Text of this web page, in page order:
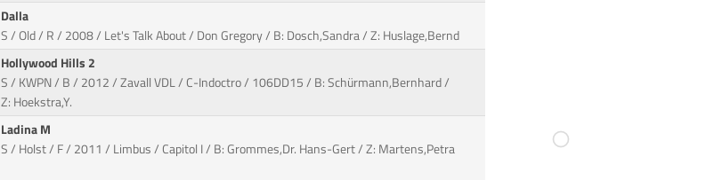
Dalla
S / Old / R / 2008 / Let's Talk About / Don Gregory / B: Dosch,Sandra / Z: Huslage,Bernd
Hollywood Hills 2
S / KWPN / B / 2012 / Zavall VDL / C-Indoctro / 106DD15 / B: Schürmann,Bernhard /
Z: Hoekstra,Y.
Ladina M
S / Holst / F / 2011 / Limbus / Capitol I / B: Grommes,Dr. Hans-Gert / Z: Martens,Petra